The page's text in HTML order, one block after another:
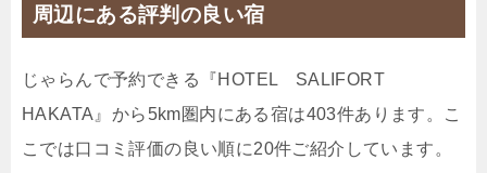
4,240円クラシックB
じゃらんで確認する
【長期滞在】最大50％OFF☆出張でも観光でも「4
周辺にある評判の良い宿
じゃらんで予約できる『HOTEL SALIFORT
HAKATA』から5km圏内にある宿は403件あります。こ
こでは口コミ評価の良い順に20件ご紹介しています。